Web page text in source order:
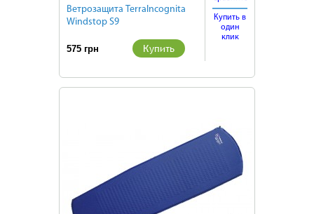
Ветрозащита TerraIncognita
Windstop S9
575 грн Купить
Купить в
один
клик